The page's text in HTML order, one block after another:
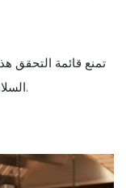
تمنع قائمة التحقق
السلامة قابلة للقياس خلال فترات الإنتاج المزدحمة.